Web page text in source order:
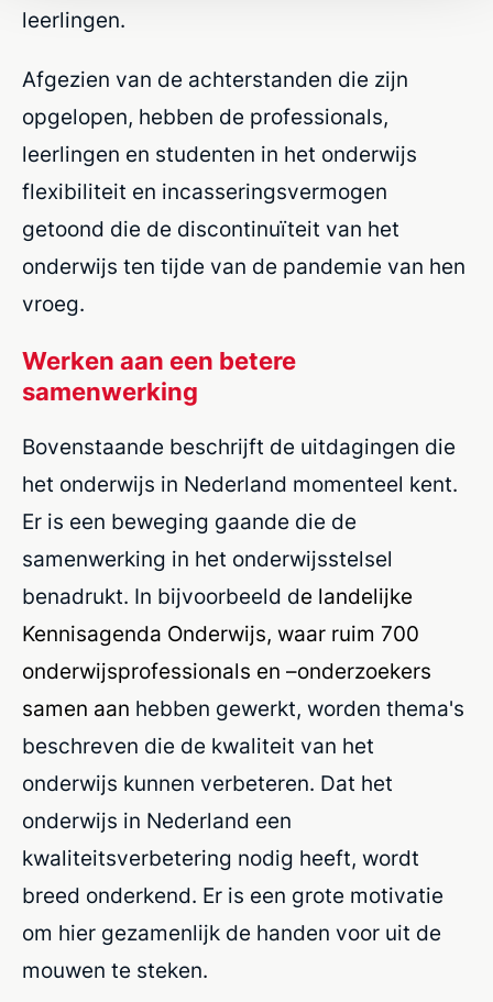
leerlingen.
Afgezien van de achterstanden die zijn
opgelopen, hebben de professionals,
leerlingen en studenten in het onderwijs
flexibiliteit en incasseringsvermogen
getoond die de discontinuïteit van het
onderwijs ten tijde van de pandemie van hen
vroeg.
Werken aan een betere
samenwerking
Bovenstaande beschrijft de uitdagingen die
het onderwijs in Nederland momenteel kent.
Er is een beweging gaande die de
samenwerking in het onderwijsstelsel
benadrukt. In bijvoorbeeld de landelijke
Kennisagenda Onderwijs, waar ruim 700
onderwijsprofessionals en –onderzoekers
samen aan hebben gewerkt, worden thema's
beschreven die de kwaliteit van het
onderwijs kunnen verbeteren. Dat het
onderwijs in Nederland een
kwaliteitsverbetering nodig heeft, wordt
breed onderkend. Er is een grote motivatie
om hier gezamenlijk de handen voor uit de
mouwen te steken.